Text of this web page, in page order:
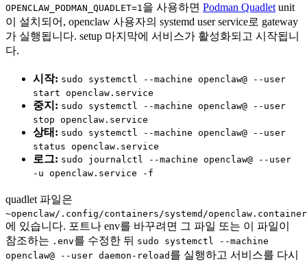
OPENCLAW_PODMAN_QUADLET=1 을 사용하면 Podman Quadlet unit
이 설치되어, openclaw 사용자의 systemd user service로 gateway
가 실행됩니다. setup 마지막에 서비스가 활성화되고 시작됩니
다.
시작: sudo systemctl --machine openclaw@ --user
start openclaw.service
중지: sudo systemctl --machine openclaw@ --user
stop openclaw.service
상태: sudo systemctl --machine openclaw@ --user
status openclaw.service
로그: sudo journalctl --machine openclaw@ --user
-u openclaw.service -f
quadlet 파일은
~openclaw/.config/containers/systemd/openclaw.container
에 있습니다. 포트나 env를 바꾸려면 그 파일 또는 이 파일이
참조하는 .env를 수정한 뒤 sudo systemctl --machine
openclaw@ --user daemon-reload 를 실행하고 서비스를 다시